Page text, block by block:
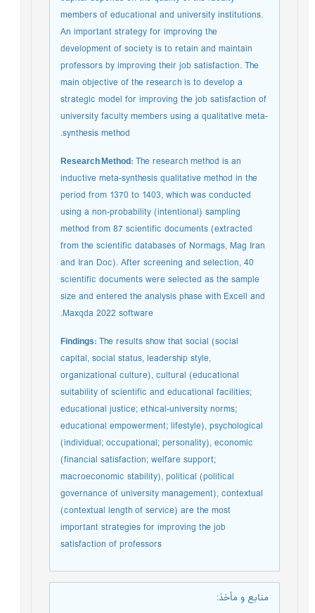
members of educational and university institutions.
An important strategy for improving the
development of society is to retain and maintain
professors by improving their job satisfaction. The
main objective of the research is to develop a
strategic model for improving the job satisfaction of
university faculty members using a qualitative meta-
synthesis method.
Research Method:The research method is an
inductive meta-synthesis qualitative method in the
period from 1370 to 1403, which was conducted
using a non-probability (intentional) sampling
method from 87 scientific documents (extracted
from the scientific databases of Normags, Mag Iran
and Iran Doc). After screening and selection, 40
scientific documents were selected as the sample
size and entered the analysis phase with Excell and
Maxqda 2022 software.
Findings:The results show that social (social
capital, social status, leadership style,
organizational culture), cultural (educational
suitability of scientific and educational facilities;
educational justice; ethical-university norms;
educational empowerment; lifestyle), psychological
(individual; occupational; personality), economic
(financial satisfaction; welfare support;
macroeconomic stability), political (political
governance of university management), contextual
(contextual length of service) are the most
important strategies for improving the job
satisfaction of professors
منابع و مأخذ: